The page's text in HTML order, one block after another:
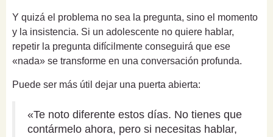
Y quizá el problema no sea la pregunta, sino el momento
y la insistencia. Si un adolescente no quiere hablar,
repetir la pregunta difícilmente conseguirá que ese
«nada» se transforme en una conversación profunda.
Puede ser más útil dejar una puerta abierta:
«Te noto diferente estos días. No tienes que
contármelo ahora, pero si necesitas hablar,